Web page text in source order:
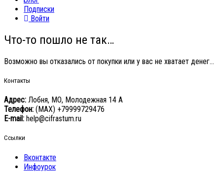
Подписки
Войти
Что-то пошло не так…
Возможно вы отказались от покупки или у вас не хватает денег…
Контакты
Адрес: Лобня, МО, Молодежная 14 А
Телефон: (MAX) +79999729476
E-mail: help@cifrastum.ru
Ссылки
Вконтакте
Инфоурок